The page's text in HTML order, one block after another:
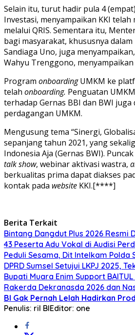
Selain itu, turut hadir pula 4
Investasi, menyampaikan KKI
melalui QRIS. Sementara itu,
bagi masyarakat, khususnya
Sandiaga Uno, juga
Wahyu Trenggono,
Program onboardingUMKM ke
telah onboarding. Penguatan
terhadap Gernas BBI dan BWI
perdagangan UMKM.
Mengusung tema “Sinergi,
sepanjang tahun 2021, yang
Indonesia Aja (Gernas BWI).
talk show, webinar aktivasi wastra,
berkualitas prima dapat diakses
kontak pada website KKI.[****]
Berita Terkait
Bintang Dangdut Plus 2026
43 Peserta Adu Vokal di Audisi
Peduli Sesama, Dit Intelkam
DPRD Sumsel Setujui LKPJ 2025,
Bupati Muara Enim Support
Rakerda Dekranasda 2026 dan
BI Gak Pernah Lelah Hadirkan
Penulis: ril BIEditor: one